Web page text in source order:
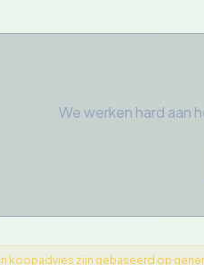
We werken hard aan
koopadvies zijn gebaseerd op